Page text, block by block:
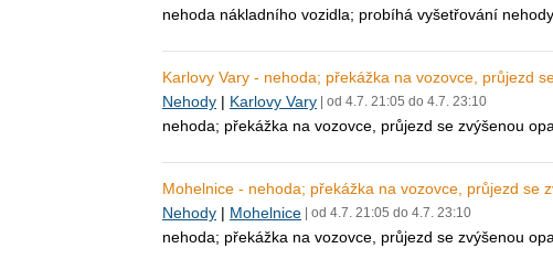
nehoda nákladního vozidla; probíhá vyšetřování
Karlovy Vary - nehoda; překážka na vozovce, průjezd
Nehody | Karlovy Vary | od 4.7. 21:05 do 4.7. 23:10
nehoda; překážka na vozovce, průjezd se zvýšenou
Mohelnice - nehoda; překážka na vozovce, průjezd se
Nehody | Mohelnice | od 4.7. 21:05 do 4.7. 23:10
nehoda; překážka na vozovce, průjezd se zvýšenou